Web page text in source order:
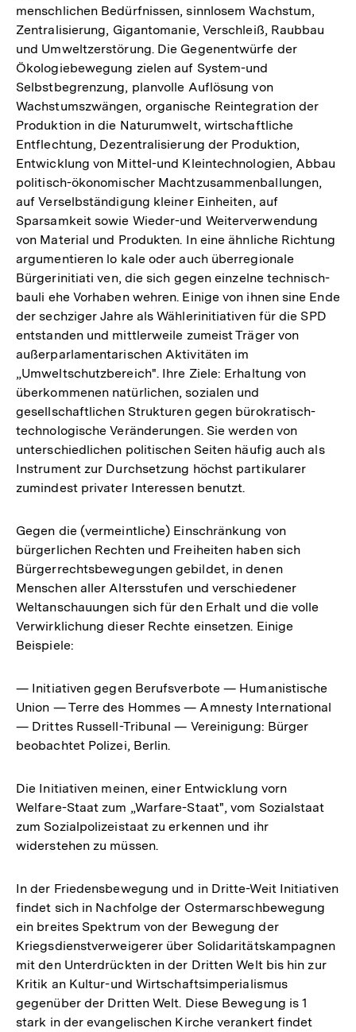
menschlichen Bedürfnissen, sinnlosem Wachstum,
Zentralisierung, Gigantomanie, Verschleiß, Raubbau
und Umweltzerstörung. Die Gegenentwürfe der
Ökologiebewegung zielen auf System-und
Selbstbegrenzung, planvolle Auflösung von
Wachstumszwängen, organische Reintegration der
Produktion in die Naturumwelt, wirtschaftliche
Entflechtung, Dezentralisierung der Produktion,
Entwicklung von Mittel-und Kleintechnologien, Abbau
politisch-ökonomischer Machtzusammenballungen,
auf Verselbständigung kleiner Einheiten, auf
Sparsamkeit sowie Wieder-und Weiterverwendung
von Material und Produkten. In eine ähnliche Richtung
argumentieren lo kale oder auch überregionale
Bürgerinitiati ven, die sich gegen einzelne technisch-
bauli ehe Vorhaben wehren. Einige von ihnen sine Ende
der sechziger Jahre als Wählerinitiativen für die SPD
entstanden und mittlerweile zumeist Träger von
außerparlamentarischen Aktivitäten im
„Umweltschutzbereich". Ihre Ziele: Erhaltung von
überkommenen natürlichen, sozialen und
gesellschaftlichen Strukturen gegen bürokratisch-
technologische Veränderungen. Sie werden von
unterschiedlichen politischen Seiten häufig auch als
Instrument zur Durchsetzung höchst partikularer
zumindest privater Interessen benutzt.
Gegen die (vermeintliche) Einschränkung von
bürgerlichen Rechten und Freiheiten haben sich
Bürgerrechtsbewegungen gebildet, in denen
Menschen aller Altersstufen und verschiedener
Weltanschauungen sich für den Erhalt und die volle
Verwirklichung dieser Rechte einsetzen. Einige
Beispiele:
— Initiativen gegen Berufsverbote — Humanistische
Union — Terre des Hommes — Amnesty International
— Drittes Russell-Tribunal — Vereinigung: Bürger
beobachtet Polizei, Berlin.
Die Initiativen meinen, einer Entwicklung vorn
Welfare-Staat zum „Warfare-Staat", vom Sozialstaat
zum Sozialpolizeistaat zu erkennen und ihr
widerstehen zu müssen.
In der Friedensbewegung und in Dritte-Weit Initiativen
findet sich in Nachfolge der Ostermarschbewegung
ein breites Spektrum von der Bewegung der
Kriegsdienstverweigerer über Solidaritätskampagnen
mit den Unterdrückten in der Dritten Welt bis hin zur
Kritik an Kultur-und Wirtschaftsimperialismus
gegenüber der Dritten Welt. Diese Bewegung is 1
stark in der evangelischen Kirche verankert findet